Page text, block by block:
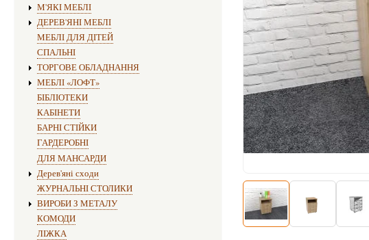
М'ЯКІ МЕБЛІ
ДЕРЕВ'ЯНІ МЕБЛІ
МЕБЛІ ДЛЯ ДІТЕЙ
СПАЛЬНІ
ТОРГОВЕ ОБЛАДНАННЯ
МЕБЛІ «ЛОФТ»
БІБЛІОТЕКИ
КАБІНЕТИ
БАРНІ СТІЙКИ
ГАРДЕРОБНІ
ДЛЯ МАНСАРДИ
Дерев'яні сходи
ЖУРНАЛЬНІ СТОЛИКИ
ВИРОБИ З МЕТАЛУ
КОМОДИ
ЛІЖКА